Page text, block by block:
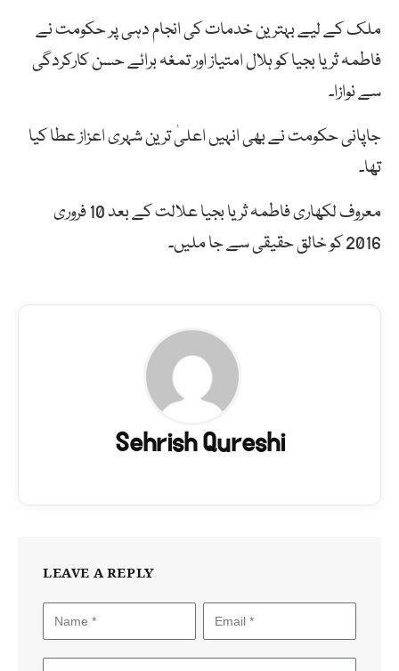
ملک کے لیے بہترین خدمات کی انجام دہی پر حکومت نے
فاطمہ ثریا بجیا کو ہلال امتیاز اور تمغہ برائے حسن کارکردگی
سے نوازا۔
جاپانی حکومت نے بھی انہیں اعلیٰ ترین شہری اعزاز عطا کیا
تھا۔
معروف لکھاری فاطمہ ثریا بجیا علالت کے بعد 10 فروری
2016 کو خالق حقیقی سے جا ملیں۔
Sehrish Qureshi
LEAVE A REPLY